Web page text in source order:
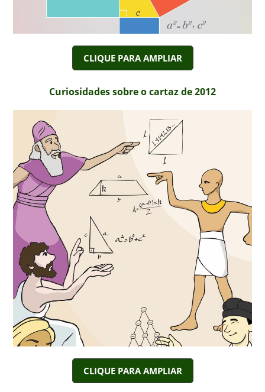
CLIQUE PARA AMPLIAR
Curiosidades sobre o cartaz de 2012
CLIQUE PARA AMPLIAR